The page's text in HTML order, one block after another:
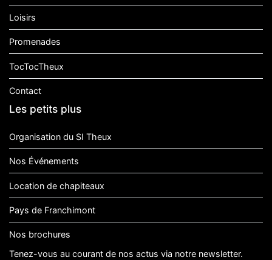
Loisirs
Promenades
TocTocTheux
Contact
Les petits plus
Organisation du SI Theux
Nos Événements
Location de chapiteaux
Pays de Franchimont
Nos brochures
Tenez-vous au courant de nos actus via notre newsletter.